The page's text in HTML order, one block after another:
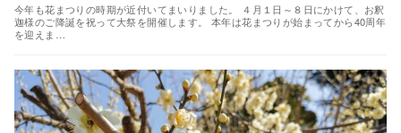
今年も花まつりの時期が近付いてまいりました。 ４月１日～８日にかけて、お釈
迦様のご降誕を祝って大祭を開催します。 本年は花まつりが始まってから40周年
を迎えま…